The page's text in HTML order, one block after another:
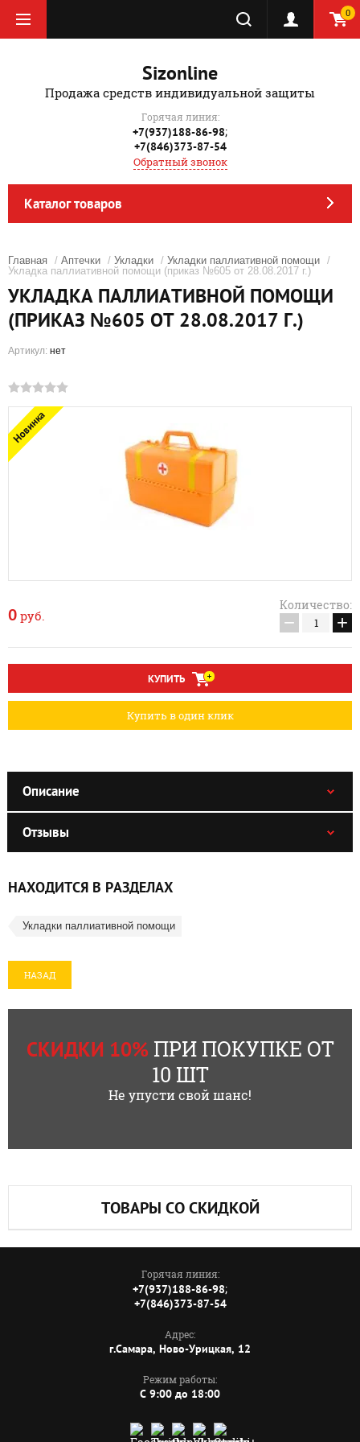
0
Sizonline
Продажа средств индивидуальной защиты
Горячая линия:
+7(937)188-86-98;
+7(846)373-87-54
Обратный звонок
Каталог товаров
Главная / Аптечки / Укладки / Укладки паллиативной помощи /
Укладка паллиативной помощи (приказ №605 от 28.08.2017 г.)
УКЛАДКА ПАЛЛИАТИВНОЙ ПОМОЩИ
(ПРИКАЗ №605 ОТ 28.08.2017 Г.)
Артикул: нет
Новинка
0 руб.
Количество:
− +
КУПИТЬ
Купить в один клик
Описание
Отзывы
НАХОДИТСЯ В РАЗДЕЛАХ
Укладки паллиативной помощи
НАЗАД
СКИДКИ 10%ПРИ ПОКУПКЕ ОТ
10 ШТ
Не упусти свой шанс!
ТОВАРЫ СО СКИДКОЙ
Горячая линия:
+7(937)188-86-98;
+7(846)373-87-54
Адрес:
г.Самара, Ново-Урицкая, 12
Режим работы:
C 9:00 до 18:00